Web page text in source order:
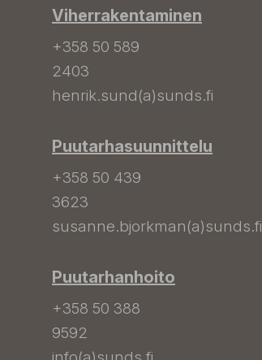
Viherrakentaminen
+358 50 589
2403
henrik.sund(a)sunds.fi
Puutarhasuunnittelu
+358 50 439
3623
susanne.bjorkman(a)sunds.fi
Puutarhanhoito
+358 50 388
9592